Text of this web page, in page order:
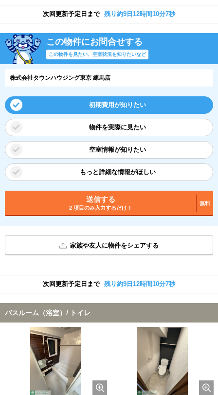
次回更新予定日まで 残り約9日12時間10分7秒
この物件にお問合せする
この物件を見たい、空室状況を知りたいなど
株式会社タウンハウジング東京 練馬店
初期費用が知りたい
物件を実際に見たい
空室情報が知りたい
もっと詳細な情報がほしい
送信する
2 項目のみ入力するだけ！
無料
家族や友人に物件をシェアする
次回更新予定日まで 残り約9日12時間10分7秒
バスルーム（浴室）/ トイレ